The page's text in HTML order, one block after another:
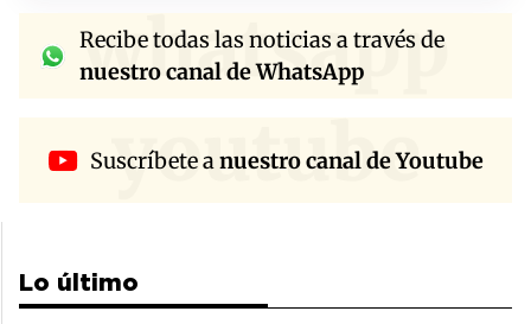
whatsapp
Recibe todas las noticias a través de
nuestro canal de WhatsApp
youtube
Suscríbete anuestro canal de Youtube
Lo último